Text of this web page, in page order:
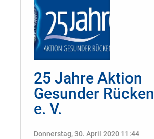
25 Jahre Aktion
Gesunder Rücken
e. V.
Donnerstag, 30. April 2020 11:44